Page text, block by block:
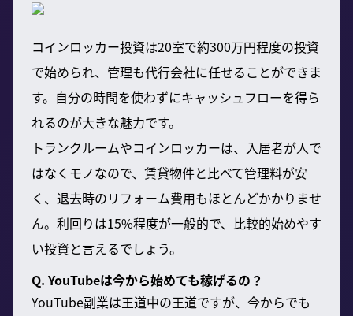
コインロッカー投資は20室で約300万円程度の投資
で始められ、管理も代行会社に任せることができま
す。自分の時間を使わずにキャッシュフローを得ら
れるのが大きな魅力です。
トランクルームやコインロッカーは、入居者が人で
はなくモノなので、賃貸物件と比べて管理料が安
く、退去時のリフォーム費用もほとんどかかりませ
ん。利回りは15%程度が一般的で、比較的始めやす
い投資と言えるでしょう。
Q. YouTubeは今から始めても稼げるの？
YouTube副業は王道中の王道ですが、今からでも